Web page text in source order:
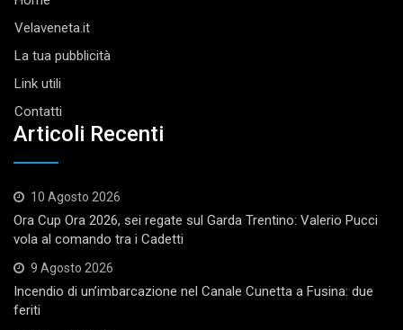
Velaveneta.it
La tua pubblicità
Link utili
Contatti
Articoli Recenti
10 Agosto 2026
Ora Cup Ora 2026, sei regate sul Garda Trentino: Valerio Pucci
vola al comando tra i Cadetti
9 Agosto 2026
Incendio di un’imbarcazione nel Canale Cunetta a Fusina: due
feriti